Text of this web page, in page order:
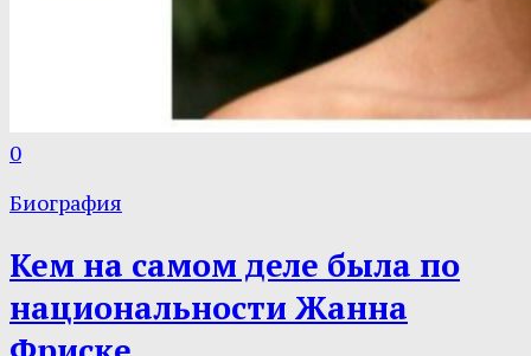
0
Биография
Кем на самом деле была по
национальности Жанна